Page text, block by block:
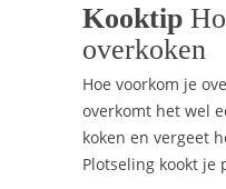
Kooktip
overkoken
Hoe voorkom je
overkomt het wel
koken en vergeet
Plotseling kookt je